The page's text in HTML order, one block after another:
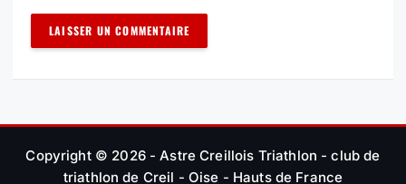
Copyright © 2026 - Astre Creillois Triathlon - club de
triathlon de Creil - Oise - Hauts de France